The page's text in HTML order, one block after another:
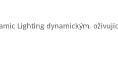
Lighting dynamickým,